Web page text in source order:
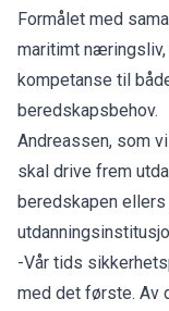
Formålet med
maritimt næringsliv,
kompetanse til
beredskapsbehov.
Andreassen, som
skal drive frem
beredskapen
-Vår tids
med det første. Av